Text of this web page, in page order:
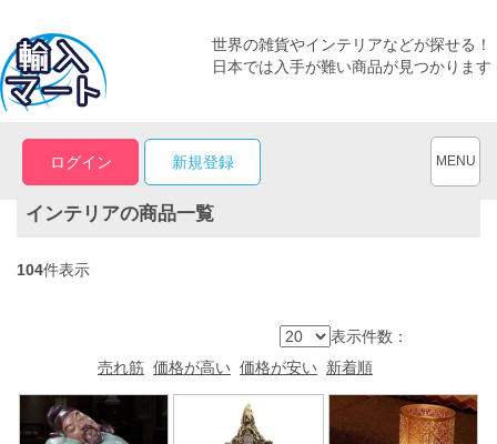
世界の雑貨やインテリアなどが探せる！
日本では入手が難い商品が見つかります
ログイン 新規登録 MENU
インテリアの商品一覧
104件表示
表示件数：
売れ筋 価格が高い 価格が安い 新着順